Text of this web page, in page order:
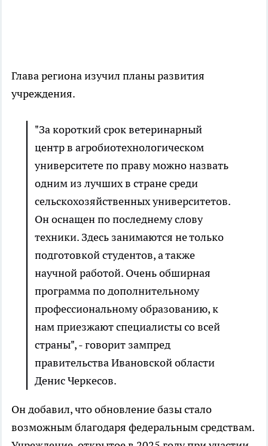
Глава региона изучил планы развития
учреждения.
"За короткий срок ветеринарный
центр в агробиотехнологическом
университете по праву можно назвать
одним из лучших в стране среди
сельскохозяйственных университетов.
Он оснащен по последнему слову
техники. Здесь занимаются не только
подготовкой студентов, а также
научной работой. Очень обширная
программа по дополнительному
профессиональному образованию, к
нам приезжают специалисты со всей
страны", - говорит зампред
правительства Ивановской области
Денис Черкесов.
Он добавил, что обновление базы стало
возможным благодаря федеральным средствам.